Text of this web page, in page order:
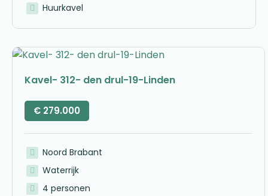
Huurkavel
Kavel- 312- den drul-19-Linden
€ 279.000
Noord Brabant
Waterrijk
4 personen